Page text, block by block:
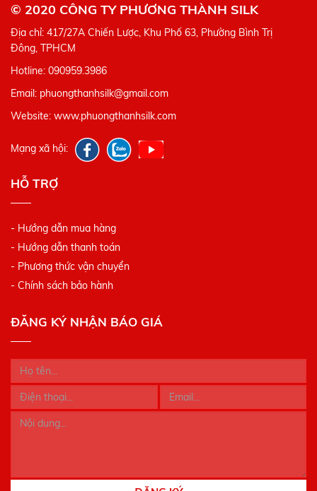
© 2020 CÔNG TY PHƯƠNG THÀNH SILK
Địa chỉ: 417/27A Chiến Lược, Khu Phố 63, Phường Bình Trị
Đông, TPHCM
Hotline: 090959.3986
Email: phuongthanhsilk@gmail.com
Website: www.phuongthanhsilk.com
Mạng xã hội:
HỖ TRỢ
- Hướng dẫn mua hàng
- Hướng dẫn thanh toán
- Phương thức vận chuyển
- Chính sách bảo hành
ĐĂNG KÝ NHẬN BÁO GIÁ